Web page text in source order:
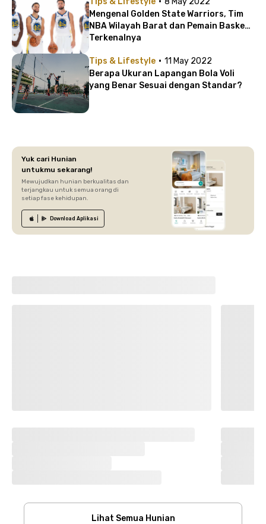
Mengenal Golden State Warriors, Tim
NBA Wilayah Barat dan Pemain Basket
Terkenalnya
Tips & Lifestyle · 11 May 2022
Berapa Ukuran Lapangan Bola Voli
yang Benar Sesuai dengan Standar?
Yuk cari Hunian
untukmu sekarang!
Mewujudkan hunian berkualitas dan
terjangkau untuk semua orang di
setiap fase kehidupan.
Download Aplikasi
Lihat Semua Hunian